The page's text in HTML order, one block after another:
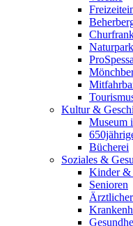
Kultur &
Museum
Bücherei
Soziales &
Kinder &
Senioren